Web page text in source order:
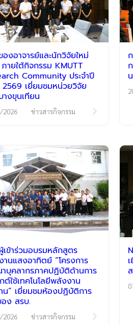
งอาจารย์และนักวิจัยใหม่
ายใต้กิจกรรม KMUTT
Community ประจำปี
เยี่ยมชมหน่วยวิจัย
างขุนเทียน
2026 ข่าวสารกิจกรรม
ข้าร่วมอบรมหลักสูตร
นแสงอาทิตย์ “โครงการ
บุคลากรภาคปฏิบัติด้านการ
ต์ใช้เทคโนโลยีพลังงาน
น” เยี่ยมชมห้องปฏิบัติการ
ง สรบ.
2026 ข่าวสารกิจกรรม